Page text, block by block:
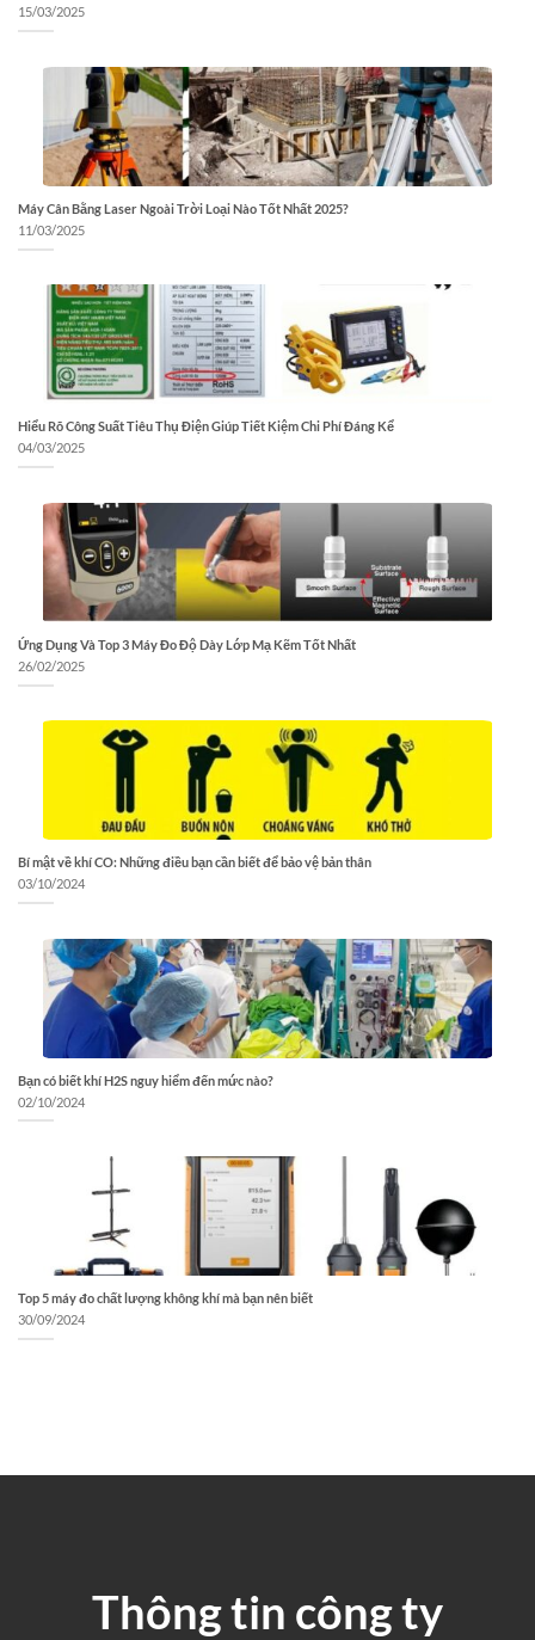
15/03/2025
Máy Cân Bằng Laser Ngoài Trời Loại Nào Tốt Nhất 2025?
11/03/2025
Hiểu Rõ Công Suất Tiêu Thụ Điện Giúp Tiết Kiệm Chi Phí Đáng Kể
04/03/2025
Ứng Dụng Và Top 3 Máy Đo Độ Dày Lớp Mạ Kẽm Tốt Nhất
26/02/2025
Bí mật về khí CO: Những điều bạn cần biết để bảo vệ bản thân
03/10/2024
Bạn có biết khí H2S nguy hiểm đến mức nào?
02/10/2024
Top 5 máy đo chất lượng không khí mà bạn nên biết
30/09/2024
Thông tin công ty